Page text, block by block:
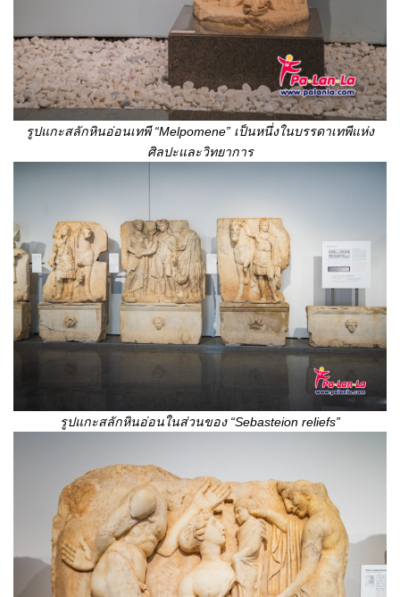
รูปแกะสลักหินอ่อนเทพี“Melpomene” เป็นหนึ่งในบรรดาเทพีแห่ง
ศิลปะและวิทยาการ
รูปแกะสลักหินอ่อนในส่วนของ“Sebasteion reliefs”